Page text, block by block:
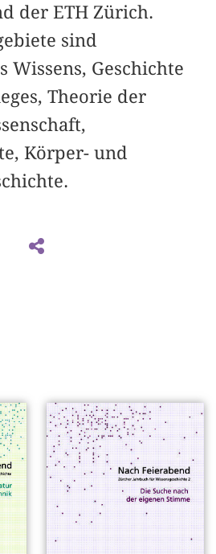
der ETH Zürich.
sind
Wissens, Geschichte
Theorie der
Körper- und